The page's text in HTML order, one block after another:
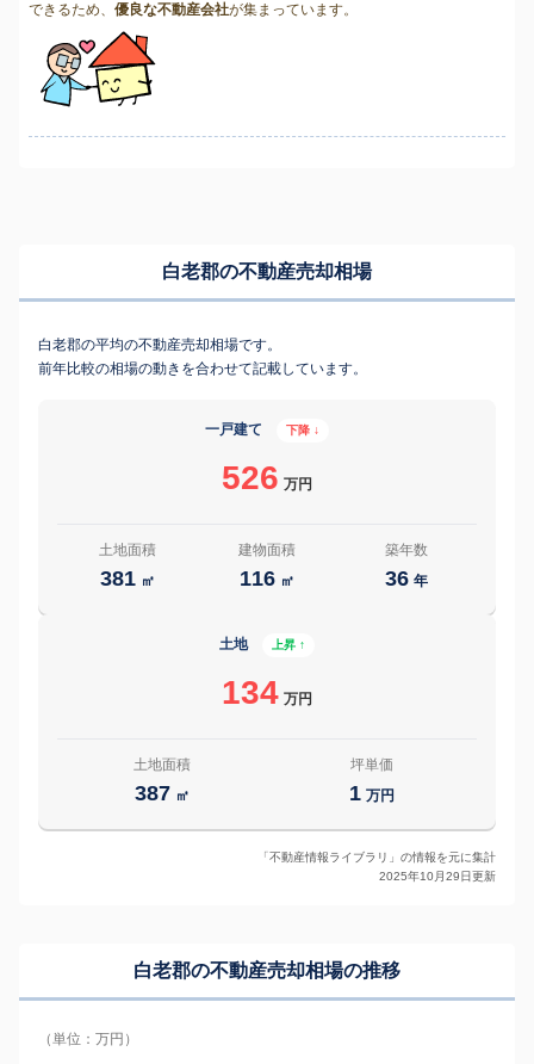
できるため、 優良な不動産会社が集まっています。
白老郡の不動産売却相場
白老郡の平均の不動産売却相場です。
前年比較の相場の動きを合わせて記載しています。
一戸建て 下降 ↓
526 万円
土地面積
381 ㎡
建物面積
116 ㎡
築年数
36 年
土地 上昇 ↑
134 万円
土地面積
387 ㎡
坪単価
1 万円
「不動産情報ライブラリ」の情報を元に集計
2025年10月29日更新
白老郡の不動産売却相場の推移
（単位：万円）